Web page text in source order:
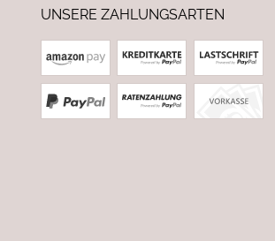
UNSERE ZAHLUNGSARTEN